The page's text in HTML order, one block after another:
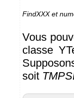
FindXXX et
Vous
classe
soit